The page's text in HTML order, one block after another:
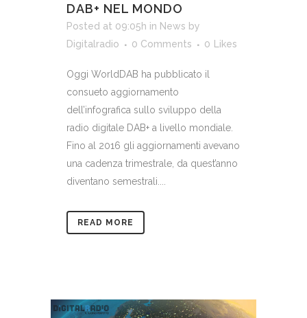
DAB+ NEL MONDO
Posted at 09:05h in News by
Digitalradio
0 Comments 0 Likes
Oggi WorldDAB ha pubblicato il
consueto aggiornamento
dell’infografica sullo sviluppo della
radio digitale DAB+ a livello mondiale.
Fino al 2016 gli aggiornamenti avevano
una cadenza trimestrale, da quest’anno
diventano semestrali....
READ MORE